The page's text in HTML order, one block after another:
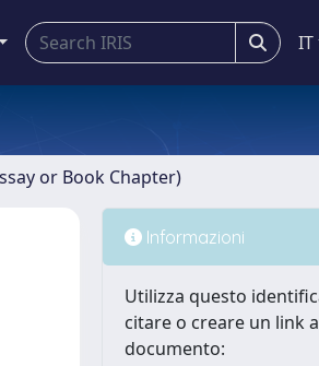
IT
or Book Chapter)
Informazioni
Utilizza questo
citare o creare un link
documento: